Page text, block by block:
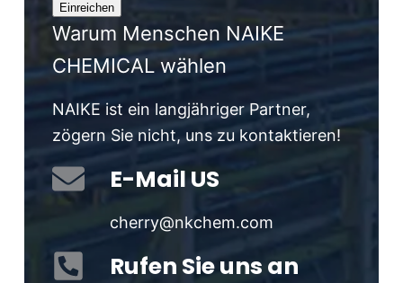
Warum Menschen NAIKE
CHEMICAL wählen
NAIKE ist ein langjähriger Partner,
zögern Sie nicht, uns zu kontaktieren!
E-Mail US
cherry@nkchem.com
Rufen Sie uns an